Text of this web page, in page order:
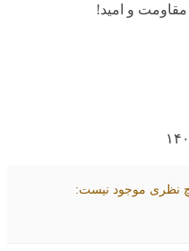
مقاومت و امید!
نظری موجود نیست: